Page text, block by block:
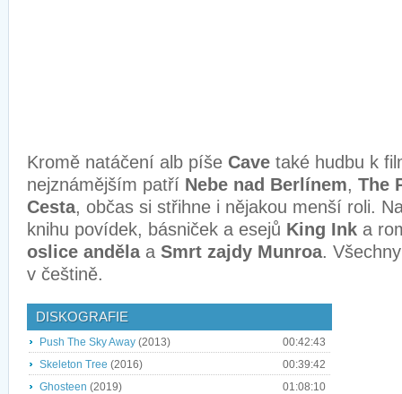
Kromě natáčení alb píše Cave také hudbu k
nejznámějším patří Nebe nad Berlínem, The
Cesta, občas si střihne i nějakou menší roli.
knihu povídek, básniček a esejů King Ink a
oslice andělaa Smrt zajdy Munroa.
v češtině.
DISKOGRAFIE
Push The Sky Away (2013)
00:42:43
Skeleton Tree (2016)
00:39:42
Ghosteen (2019) 01:08:10